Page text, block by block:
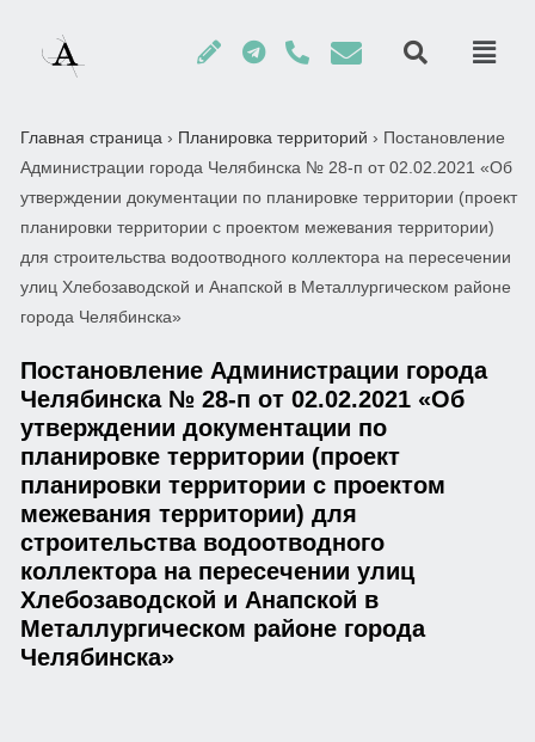
Главная страница › Планировка территорий › Постановление
Администрации города Челябинска № 28-п от 02.02.2021 «Об
утверждении документации по планировке территории (проект
планировки территории с проектом межевания территории)
для строительства водоотводного коллектора на пересечении
улиц Хлебозаводской и Анапской в Металлургическом районе
города Челябинска»
Постановление Администрации города
Челябинска № 28-п от 02.02.2021 «Об
утверждении документации по
планировке территории (проект
планировки территории с проектом
межевания территории) для
строительства водоотводного
коллектора на пересечении улиц
Хлебозаводской и Анапской в
Металлургическом районе города
Челябинска»